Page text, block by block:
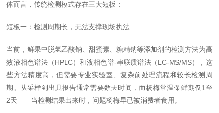
体而言，传统检测模式存在三大短板：
短板一：检测周期长，无法支撑现场执法
当前，鲜果中脱氢乙酸钠、甜蜜素、糖精钠等添加剂的检测方法为高
效液相色谱法（HPLC）和液相色谱-串联质谱法（LC-MS/MS），这
些方法精度高，但需要专业实验室、复杂前处理流程和较长检测周
期。从采样到出具报告通常需要数天时间，而杨梅常温保鲜期仅1至
2天——当检测结果出来时，问题杨梅早已被消费者食用。